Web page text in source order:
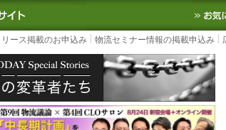
内最大の物流ニュースサイト3PL, SCMなど国内外の
ース掲載のお申込み 物流セミナー情報の掲載申込み